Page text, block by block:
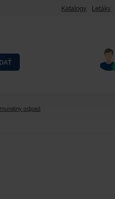
Katalogy Letáky
odpad